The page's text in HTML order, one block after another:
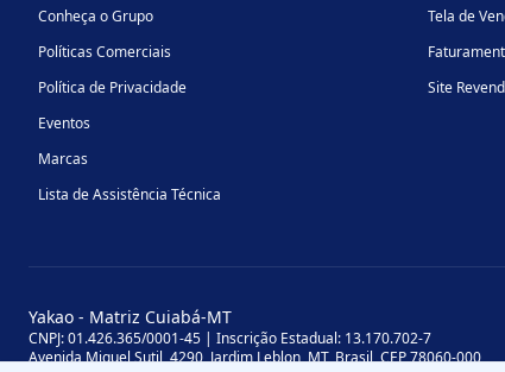
Conheça o Grupo
Políticas Comerciais
Política de Privacidade
Eventos
Marcas
Lista de Assistência Técnica
Tela de
Site
Yakao - Matriz Cuiabá-MT
CNPJ: 01.426.365/0001-45 | Inscrição Estadual: 13.170.702-7
Avenida Miguel Sutil, 4290, Jardim Leblon, MT, Brasil, CEP 78060-000